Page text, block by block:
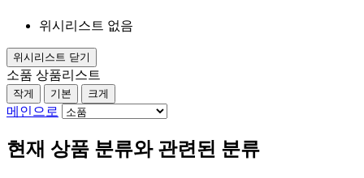
위시리스트 없음
위시리스트 닫기
소품 상품리스트
작게 기본 크게
메인으로
현재 상품 분류와 관련된 분류